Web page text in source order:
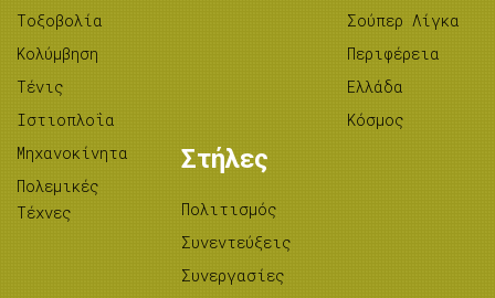
Tοξοβολία
Κολύμβηση
Τένις
Ιστιοπλοΐα
Μηχανοκίνητα
Πολεμικές
Τέχνες
Σούπερ Λίγκα
Περιφέρεια
Ελλάδα
Κόσμος
Στήλες
Πολιτισμός
Συνεντεύξεις
Συνεργασίες